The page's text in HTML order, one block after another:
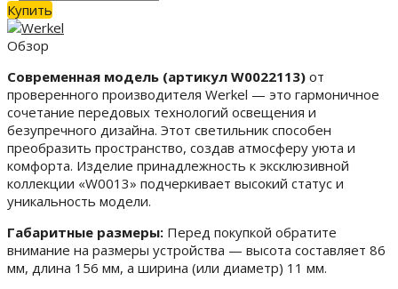
Купить
Обзор
Современная модель (артикул W0022113) от
проверенного производителя Werkel — это гармоничное
сочетание передовых технологий освещения и
безупречного дизайна. Этот светильник способен
преобразить пространство, создав атмосферу уюта и
комфорта. Изделие принадлежность к эксклюзивной
коллекции «W0013» подчеркивает высокий статус и
уникальность модели.
Габаритные размеры: Перед покупкой обратите
внимание на размеры устройства — высота составляет 86
мм, длина 156 мм, а ширина (или диаметр) 11 мм.